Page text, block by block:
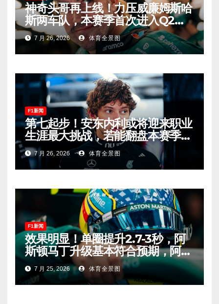
神奇头哥再上线！力压威廉姆斯哈
斯两车队，本赛季首次进入Q2，
车迷终于扬眉吐气！
7 月 26, 2026 体育全景图
F1新闻
第七起步！安东内利或将迎来职业
生涯最大挑战，若能翻盘本赛季争
冠有望！
7 月 26, 2026 体育全景图
F1新闻
效果明显！单圈提升2.7-3秒，阿
斯顿马丁升级基本符合预期，阿隆
索有望在匈牙利进入Q2！
7 月 25, 2026 体育全景图